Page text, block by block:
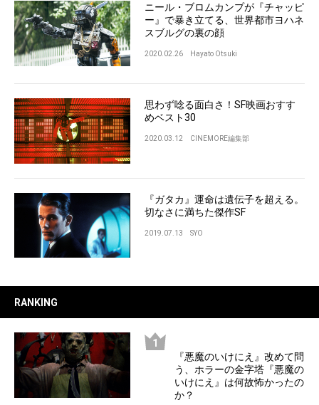
ニール・ブロムカンプが『チャッピ
ー』で暴き立てる、世界都市ヨハネ
スブルグの裏の顔
2020.02.26 Hayato Otsuki
思わず唸る面白さ！SF映画おすす
めベスト30
2020.03.12 CINEMORE編集部
『ガタカ』運命は遺伝子を超える。
切なさに満ちた傑作SF
2019.07.13 SYO
RANKING
『悪魔のいけにえ』改めて問
う、ホラーの金字塔『悪魔の
いけにえ』は何故怖かったの
か？